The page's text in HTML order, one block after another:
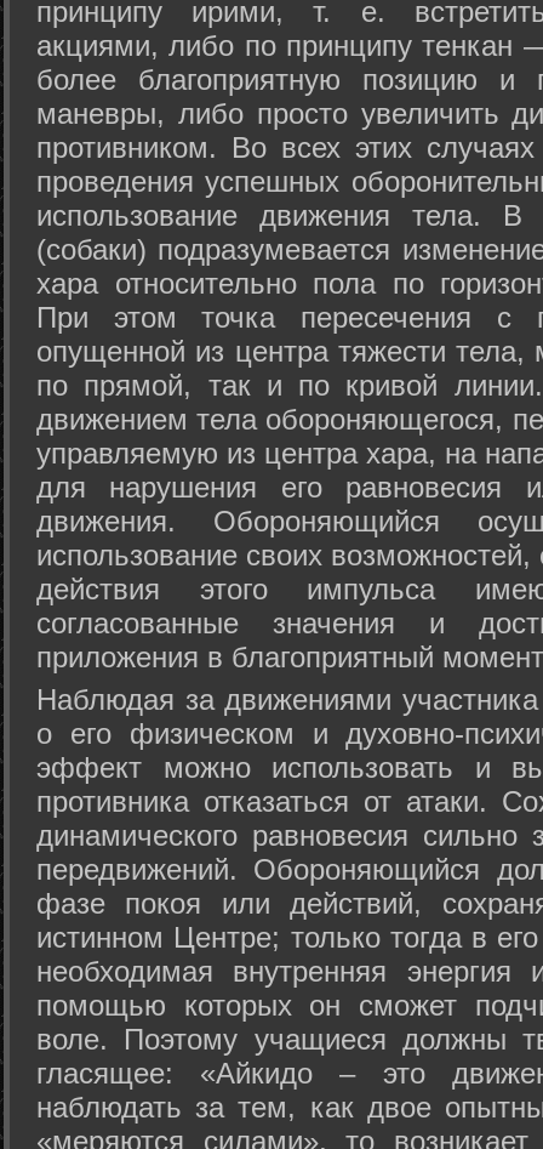
принципу ирими, т. е.
акциями, либо по принципу тенкан
более благоприятную позицию и
маневры, либо просто увеличить
противником. Во всех этих
проведения успешных
использование движения тела.
(собаки) подразумевается
хара относительно пола по
При этом точка пересечения с
опущенной из центра тяжести
по прямой, так и по кривой
движением тела обороняющегося,
управляемую из центра хара, на
для нарушения его равновесия
движения. Обороняющийся
использование своих
действия этого импульса
согласованные значения и
приложения в благоприятный
Hаблюдая за движениями
о его физическом и духовно-
эффект можно использовать и
противника отказаться от атаки.
динамического равновесия сильно
передвижений. Обороняющийся
фазе покоя или действий,
истинном Центре; только тогда в
необходимая внутренняя
помощью которых он сможет
воле. Поэтому учащиеся должны
гласящее: «Айкидо – это
наблюдать за тем, как двое
«меряются силами», то возникает